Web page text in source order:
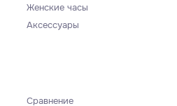
Женские часы
Аксессуары
Сравнение